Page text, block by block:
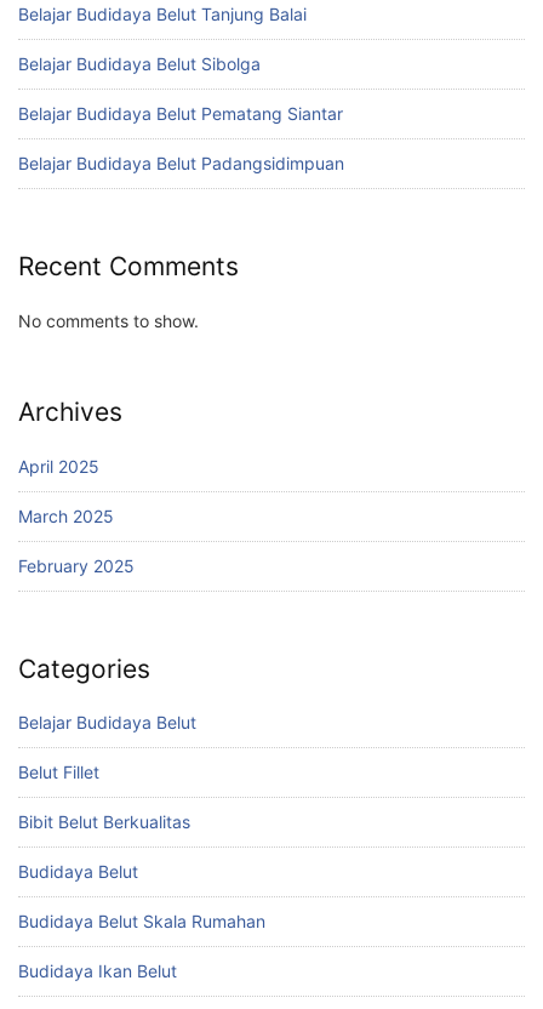
Belajar Budidaya Belut Tanjung Balai
Belajar Budidaya Belut Sibolga
Belajar Budidaya Belut Pematang Siantar
Belajar Budidaya Belut Padangsidimpuan
Recent Comments
No comments to show.
Archives
April 2025
March 2025
February 2025
Categories
Belajar Budidaya Belut
Belut Fillet
Bibit Belut Berkualitas
Budidaya Belut
Budidaya Belut Skala Rumahan
Budidaya Ikan Belut